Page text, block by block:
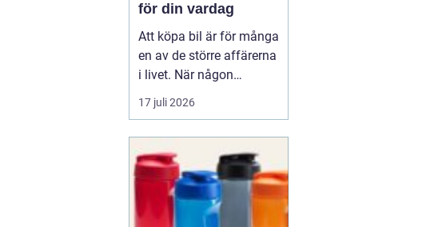
för din vardag
Att köpa bil är för många
en av de större affärerna
i livet. När någon
funderar på att köpa
Renault Skåne
17 juli 2026